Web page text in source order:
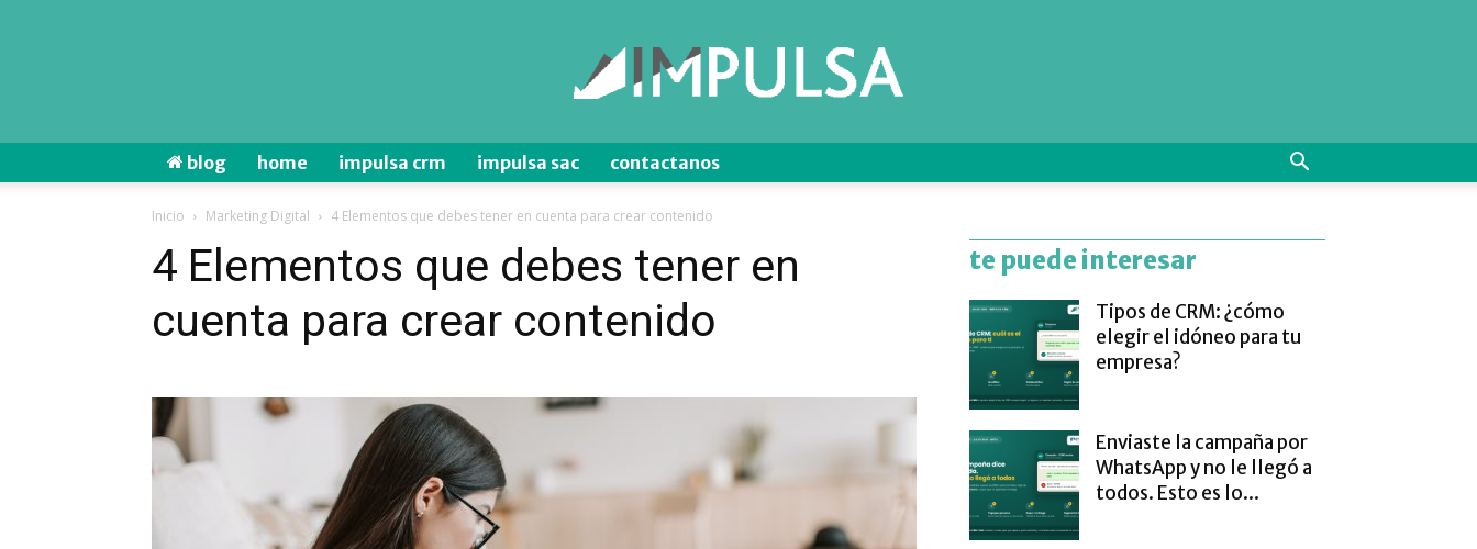
Ventas
blog home impulsa crm impulsa sac contactanos
Inicio Marketing Digital 4 Elementos que debes tener en cuenta para crear contenido
4 Elementos que debes tener en
cuenta para crear contenido
te puede interesar
Tipos de CRM: ¿cómo
elegir el idóneo para tu
empresa?
Enviaste la campaña por
WhatsApp y no le llegó a
todos. Esto es lo...